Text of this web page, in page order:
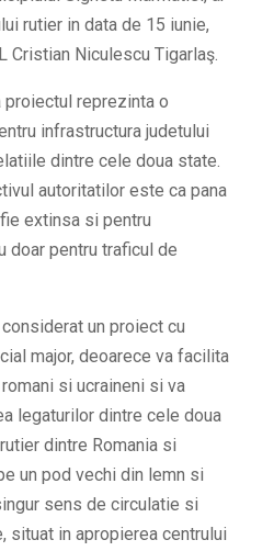
rutier in data de 15 iunie,
Cristian Niculescu Tigarlaş.
proiectul reprezinta o
infrastructura judetului
dintre cele doua state.
autoritatilor este ca pana
extinsa si pentru
doar pentru traficul de
un proiect cu
major, deoarece va facilita
si ucraineni si va
legaturilor dintre cele doua
dintre Romania si
un pod vechi din lemn si
sens de circulatie si
situat in apropierea centrului